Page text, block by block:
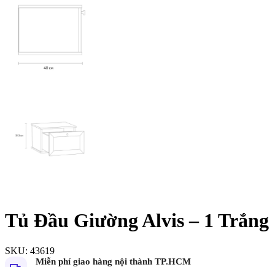
Tủ Đầu Giường Alvis – 1 Trắng
SKU: 43619
Miễn phí giao hàng nội thành TP.HCM